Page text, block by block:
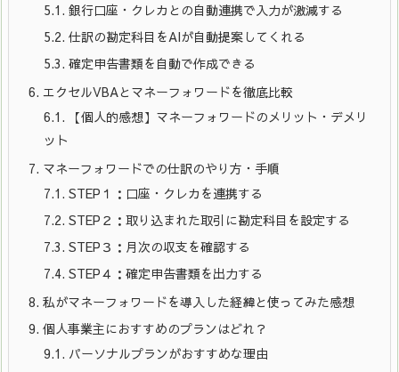
5.1. 銀行口座・クレカとの自動連携で入力が激減する
5.2. 仕訳の勘定科目をAIが自動提案してくれる
5.3. 確定申告書類を自動で作成できる
6. エクセルVBAとマネーフォワードを徹底比較
6.1. 【個人的感想】マネーフォワードのメリット・デメリ
ット
7. マネーフォワードでの仕訳のやり方・手順
7.1. STEP１：口座・クレカを連携する
7.2. STEP２：取り込まれた取引に勘定科目を設定する
7.3. STEP３：月次の収支を確認する
7.4. STEP４：確定申告書類を出力する
8. 私がマネーフォワードを導入した経緯と使ってみた感想
9. 個人事業主におすすめのプランはどれ？
9.1. パーソナルプランがおすすめな理由